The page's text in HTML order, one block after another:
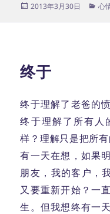
发
2013年3月30日
分
心
终于
终于理解了老爸的
终于理解了所有人
样？理解只是把所
有一天在想，如果
朋友，我的客户，
又要重新开始？一
生。但我想终有一